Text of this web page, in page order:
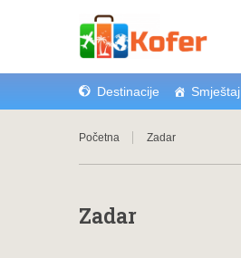
Destinacije Smještaj
Početna Zadar
Zadar